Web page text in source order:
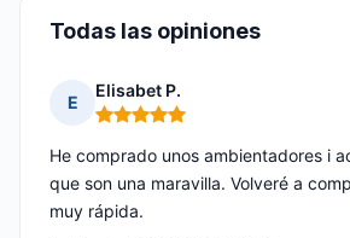
Todas las opiniones
E
Elisabet P.
Nota: 5 de 5
He comprado unos ambientadores i
que son una maravilla. Volveré a
muy rápida.